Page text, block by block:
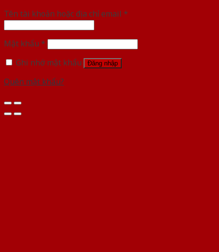
Tên tài khoản hoặc địa chỉ email *
Mật khẩu *
Ghi nhớ mật khẩu
Đăng nhập
Quên mật khẩu?